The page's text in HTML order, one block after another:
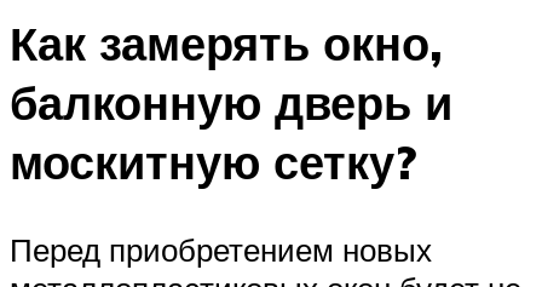
Как замерять окно,
балконную дверь и
москитную сетку?
Перед приобретением новых